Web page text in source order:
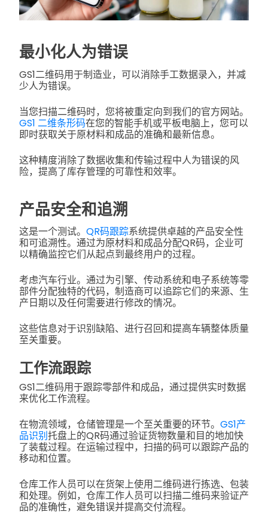
最小化人为错误
GS1二维码用于制造业，可以消除手工数据录入，并减
少人为错误。
当您扫描二维码时，您将被重定向到我们的官方网站。
GS1 二维条形码在您的智能手机或平板电脑上，您可以
即时获取关于原材料和成品的准确和最新信息。
这种精度消除了数据收集和传输过程中人为错误的风
险，提高了库存管理的可靠性和效率。
产品安全和追溯
这是一个测试。 QR码跟踪系统提供卓越的产品安全性
和可追溯性。通过为原材料和成品分配QR码，企业可
以精确监控它们从起点到最终用户的过程。
考虑汽车行业。通过为引擎、传动系统和电子系统等零
部件分配独特的代码，制造商可以追踪它们的来源、生
产日期以及任何需要进行修改的情况。
这些信息对于识别缺陷、进行召回和提高车辆整体质量
至关重要。
工作流跟踪
GS1二维码用于跟踪零部件和成品，通过提供实时数据
来优化工作流程。
在物流领域，仓储管理是一个至关重要的环节。 GS1产
品识别托盘上的QR码通过验证货物数量和目的地加快
了装载过程。在运输过程中，扫描的码可以跟踪产品的
移动和位置。
仓库工作人员可以在货架上使用二维码进行拣选、包装
和处理。例如，仓库工作人员可以扫描二维码来验证产
品的准确性，避免错误并提高交付流程。